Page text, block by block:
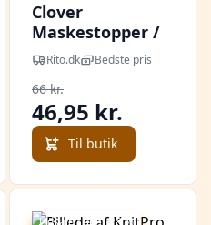
Clover
Maskestopper /
Pindebeskytter
til Rundpinde 5-
10mm - 4 stk
Rito.dk Bedste pris
66 kr.
46,95 kr.
Til butik
Udsalg - spar 28 %